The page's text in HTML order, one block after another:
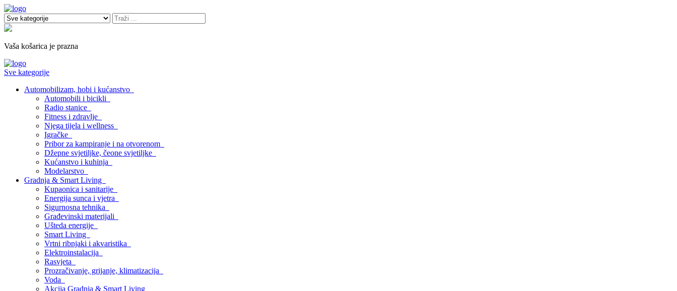
Vaša košarica je prazna
Sve kategorije
Automobilizam, hobi i kućanstvo
Automobili i bicikli
Radio stanice
Fitness i zdravlje
Njega tijela i wellness
Igračke
Pribor za kampiranje i na otvorenom
Džepne svjetiljke, čeone svjetiljke
Kućanstvo i kuhinja
Modelarstvo
Gradnja & Smart Living
Kupaonica i sanitarije
Energija sunca i vjetra
Sigurnosna tehnika
Građevinski materijali
Ušteda energije
Smart Living
Vrtni ribnjaki i akvaristika
Elektroinstalacija
Rasvjeta
Prozračivanje, grijanje, klimatizacija
Voda
Akcija Gradnja & Smart Living